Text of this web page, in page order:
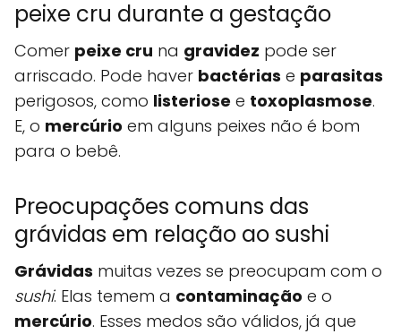
peixe cru durante a gestação
Comer peixe cru na gravidez pode ser
arriscado. Pode haver bactérias e parasitas
perigosos, como listeriose e toxoplasmose.
E, o mercúrio em alguns peixes não é bom
para o bebê.
Preocupações comuns das
grávidas em relação ao sushi
Grávidas muitas vezes se preocupam com o
sushi. Elas temem a contaminação e o
mercúrio. Esses medos são válidos, já que